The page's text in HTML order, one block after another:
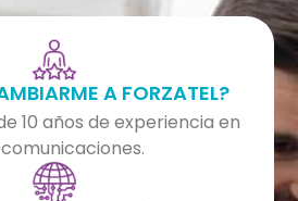
A FORZATEL?
10 años de experiencia en